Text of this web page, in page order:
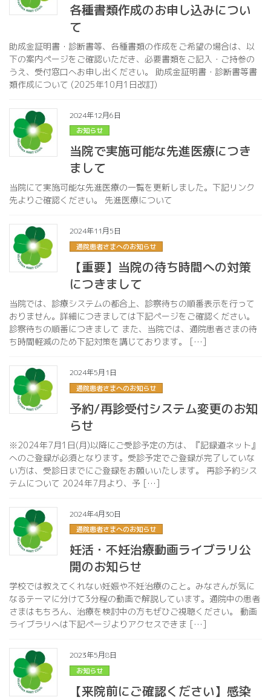
各種書類作成のお申し込みについ
て
助成金証明書・診断書等、各種書類の作成をご希望の場合は、以
下の案内ページをご確認いただき、必要書類をご記入・ご持参の
うえ、受付窓口へお申し出ください。 助成金証明書・診断書等書
類作成について (2025年10月1日改訂)
2024年12月6日
お知らせ
当院で実施可能な先進医療につき
まして
当院にて実施可能な先進医療の一覧を更新しました。下記リンク
先よりご確認ください。 先進医療について
2024年11月5日
通院患者さまへのお知らせ
【重要】当院の待ち時間への対策
につきまして
当院では、診療システムの都合上、診察待ちの順番表示を行って
おりません。詳細につきましては下記ページをご確認ください。
診察待ちの順番につきまして また、当院では、通院患者さまの待
ち時間軽減のため下記対策を講じております。 […]
2024年5月1日
通院患者さまへのお知らせ
予約/再診受付システム変更のお知
らせ
※2024年7月1日(月)以降にご受診予定の方は、『記録道ネット』
へのご登録が必須となります。受診予定でご登録が完了していな
い方は、受診日までにご登録をお願いいたします。 再診予約シス
テムについて 2024年7月より、予 […]
2024年4月30日
通院患者さまへのお知らせ
妊活・不妊治療動画ライブラリ公
開のお知らせ
学校では教えてくれない妊娠や不妊治療のこと。みなさんが気に
なるテーマに分けて3分程の動画で解説しています。通院中の患者
さまはもちろん、治療を検討中の方もぜひご視聴ください。 動画
ライブラリへは下記ページよりアクセスできま […]
2023年5月8日
お知らせ
【来院前にご確認ください】感染